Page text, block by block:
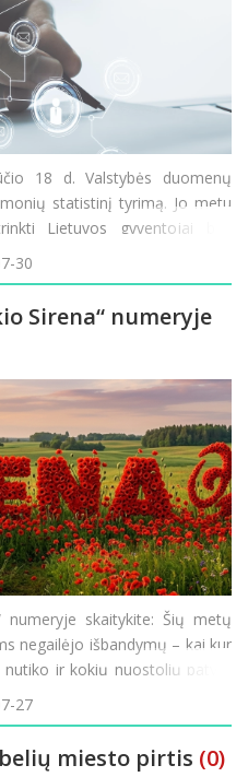
18 d. Valstybės duomenų
statistinį tyrimą. Jo metu
Lietuvos gyventojai bus
savo lūkesčius, finansinę
rezultatai padeda
30
Sirena“ numeryje
numeryje skaitykite: Šių metų
negailėjo išbandymų – kai kur
ir kokių nuostolių patyrė
ąsias Holokausto
27
miesto pirtis (0)